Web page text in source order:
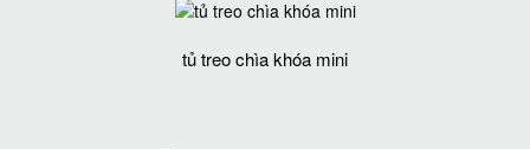
tủ treo chìa khóa mini